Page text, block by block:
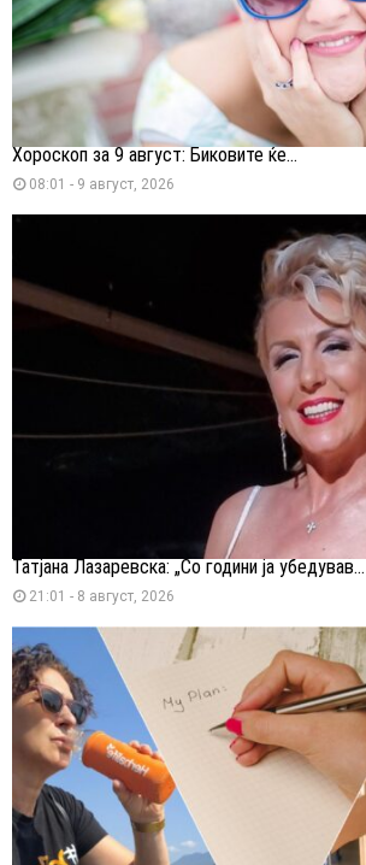
Хороскоп за 9 август: Биковите ќе...
08:01 - 9 август, 2026
Татјана Лазаревска: „Со години ја убедував...
21:01 - 8 август, 2026